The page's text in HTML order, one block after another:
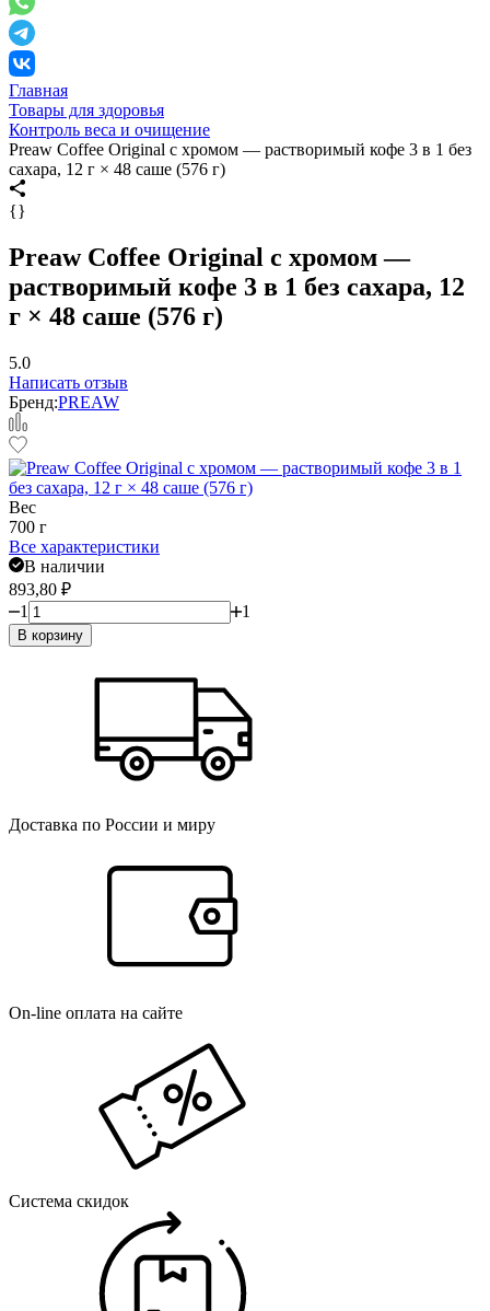
Главная
Товары для здоровья
Контроль веса и очищение
Preaw Coffee Original с хромом — растворимый кофе 3 в 1 без
сахара, 12 г × 48 саше (576 г)
{}
Preaw Coffee Original с хромом —
растворимый кофе 3 в 1 без сахара, 12
г × 48 саше (576 г)
5.0
Написать отзыв
Бренд:PREAW
Вес
700 г
Все характеристики
В наличии
893,80 ₽
1
1
В корзину
Доставка по России и миру
On-line оплата на сайте
Система скидок